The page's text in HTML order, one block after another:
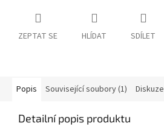
ZEPTAT SE HLÍDAT SDÍLET
Popis Související soubory (1) Diskuze
Detailní popis produktu